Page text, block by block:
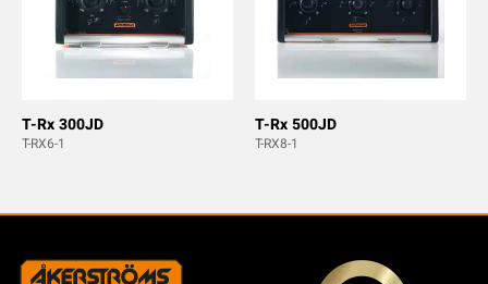
T-Rx 300JD
T-RX6-1
T-Rx 500JD
T-RX8-1